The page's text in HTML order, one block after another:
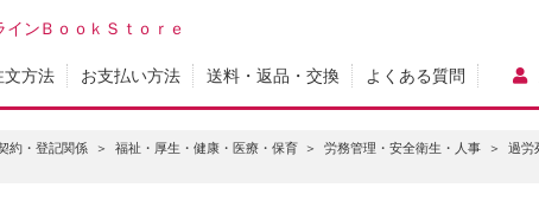
インＢｏｏｋＳｔｏｒｅ
文方法 お支払い方法 送料・返品・交換 よくある質問
約・登記関係 福祉・厚生・健康・医療・保育 労務管理・安全衛生・人事 過労